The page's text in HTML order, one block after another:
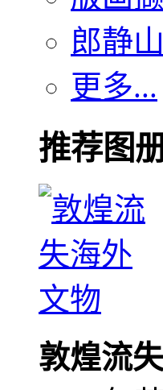
郎静山
更多...
推荐图
敦煌流